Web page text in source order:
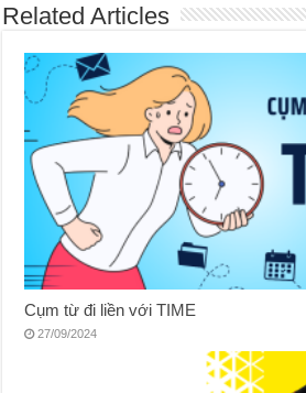
Related Articles
Cụm từ đi liền với TIME
27/09/2024